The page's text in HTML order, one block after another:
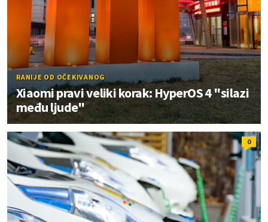
RANIJE OD OČEKIVANOG
Xiaomi pravi veliki korak: HyperOS 4 "silazi
među ljude"
0